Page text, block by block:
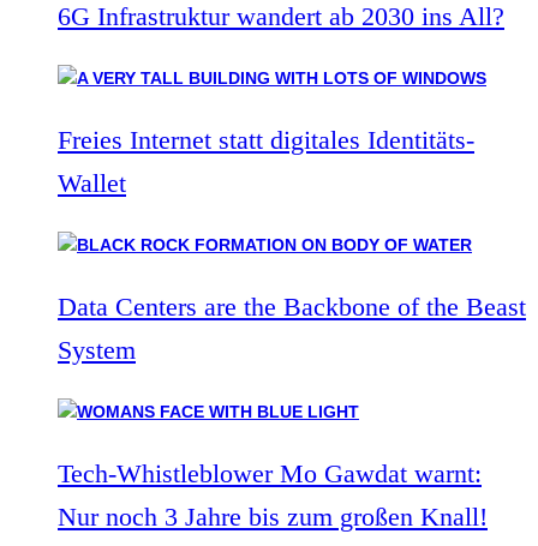
6G Infrastruktur wandert ab 2030 ins All?
Freies Internet statt digitales Identitäts-
Wallet
Data Centers are the Backbone of the Beast
System
Tech-Whistleblower Mo Gawdat warnt:
Nur noch 3 Jahre bis zum großen Knall!